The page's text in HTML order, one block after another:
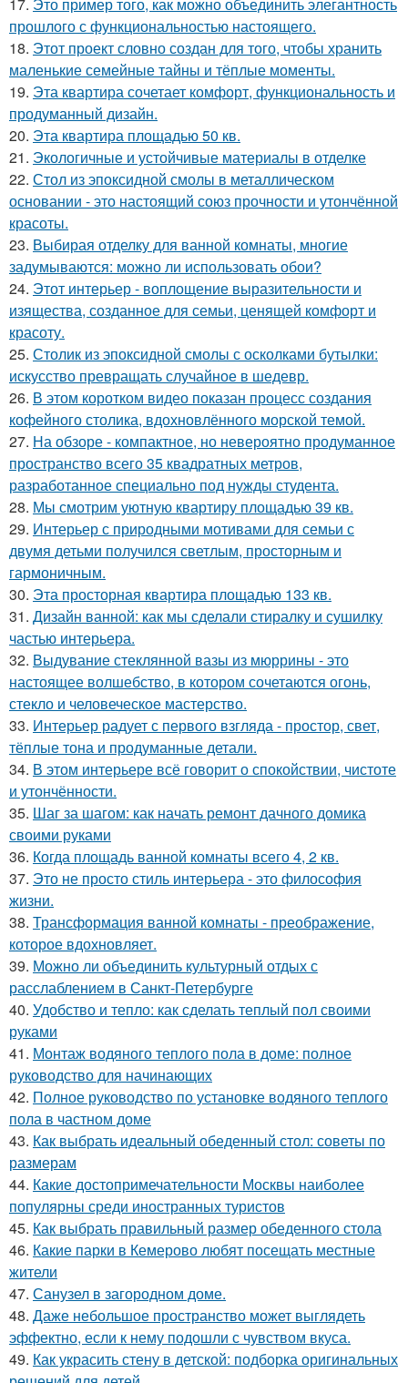
17. Это пример того, как можно объединить элегантность
прошлого с функциональностью настоящего.
18. Этот проект словно создан для того, чтобы хранить
маленькие семейные тайны и тёплые моменты.
19. Эта квартира сочетает комфорт, функциональность и
продуманный дизайн.
20. Эта квартира площадью 50 кв.
21. Экологичные и устойчивые материалы в отделке
22. Стол из эпоксидной смолы в металлическом
основании - это настоящий союз прочности и утончённой
красоты.
23. Выбирая отделку для ванной комнаты, многие
задумываются: можно ли использовать обои?
24. Этот интерьер - воплощение выразительности и
изящества, созданное для семьи, ценящей комфорт и
красоту.
25. Столик из эпоксидной смолы с осколками бутылки:
искусство превращать случайное в шедевр.
26. В этом коротком видео показан процесс создания
кофейного столика, вдохновлённого морской темой.
27. На обзоре - компактное, но невероятно продуманное
пространство всего 35 квадратных метров,
разработанное специально под нужды студента.
28. Мы смотрим уютную квартиру площадью 39 кв.
29. Интерьер с природными мотивами для семьи с
двумя детьми получился светлым, просторным и
гармоничным.
30. Эта просторная квартира площадью 133 кв.
31. Дизайн ванной: как мы сделали стиралку и сушилку
частью интерьера.
32. Выдувание стеклянной вазы из мюррины - это
настоящее волшебство, в котором сочетаются огонь,
стекло и человеческое мастерство.
33. Интерьер радует с первого взгляда - простор, свет,
тёплые тона и продуманные детали.
34. В этом интерьере всё говорит о спокойствии, чистоте
и утончённости.
35. Шаг за шагом: как начать ремонт дачного домика
своими руками
36. Когда площадь ванной комнаты всего 4, 2 кв.
37. Это не просто стиль интерьера - это философия
жизни.
38. Трансформация ванной комнаты - преображение,
которое вдохновляет.
39. Можно ли объединить культурный отдых с
расслаблением в Санкт-Петербурге
40. Удобство и тепло: как сделать теплый пол своими
руками
41. Монтаж водяного теплого пола в доме: полное
руководство для начинающих
42. Полное руководство по установке водяного теплого
пола в частном доме
43. Как выбрать идеальный обеденный стол: советы по
размерам
44. Какие достопримечательности Москвы наиболее
популярны среди иностранных туристов
45. Как выбрать правильный размер обеденного стола
46. Какие парки в Кемерово любят посещать местные
жители
47. Санузел в загородном доме.
48. Даже небольшое пространство может выглядеть
эффектно, если к нему подошли с чувством вкуса.
49. Как украсить стену в детской: подборка оригинальных